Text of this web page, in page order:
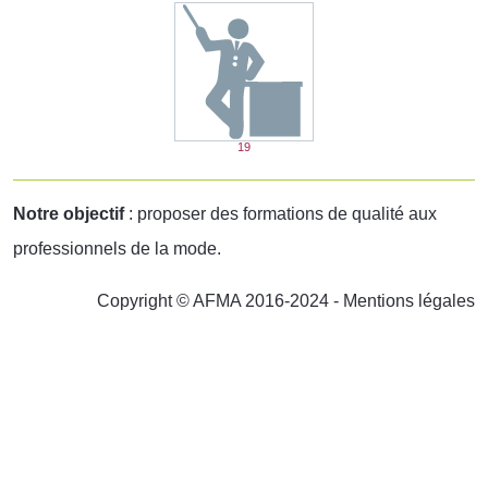
19
Notre objectif: proposer des formations de qualité aux
professionnels de la mode.
Copyright © AFMA 2016-2024 - Mentions légales